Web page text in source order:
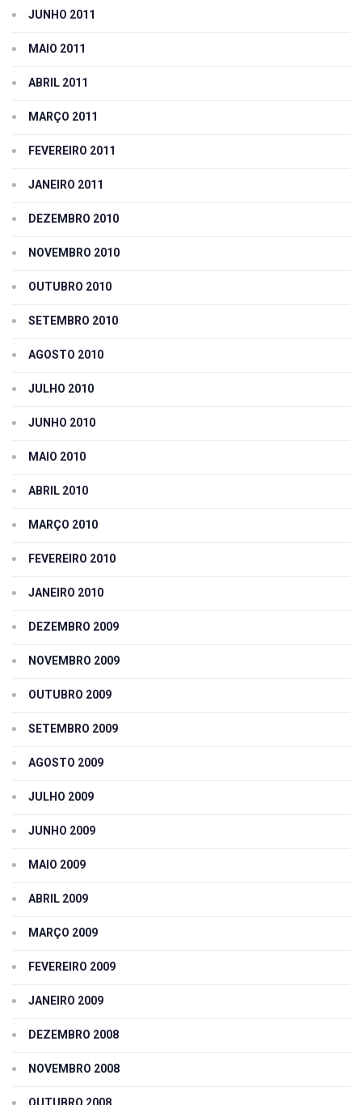
JUNHO 2011
MAIO 2011
ABRIL 2011
MARÇO 2011
FEVEREIRO 2011
JANEIRO 2011
DEZEMBRO 2010
NOVEMBRO 2010
OUTUBRO 2010
SETEMBRO 2010
AGOSTO 2010
JULHO 2010
JUNHO 2010
MAIO 2010
ABRIL 2010
MARÇO 2010
FEVEREIRO 2010
JANEIRO 2010
DEZEMBRO 2009
NOVEMBRO 2009
OUTUBRO 2009
SETEMBRO 2009
AGOSTO 2009
JULHO 2009
JUNHO 2009
MAIO 2009
ABRIL 2009
MARÇO 2009
FEVEREIRO 2009
JANEIRO 2009
DEZEMBRO 2008
NOVEMBRO 2008
OUTUBRO 2008